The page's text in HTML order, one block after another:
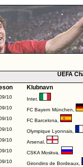
UEFA
Klubnavn
10 Inter,
10
FC Bayern München
10
FC Barcelona
10
Olympique Lyonnais
10
Arsenal
10
CSKA Moskva
10
Girondins de Bordeaux